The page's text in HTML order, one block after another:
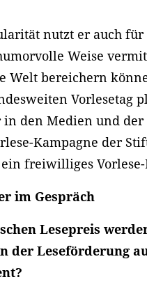
nutzt er auch
Weise
Welt bereichern
Vorlesetag
den Medien und
Kampagne der
freiwilliges
im Gespräch
Lesepreis
der Leseförderung